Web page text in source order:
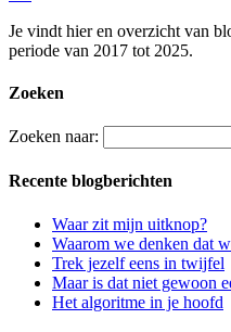
Je vindt hier en overzicht van
periode van 2017 tot 2025.
Zoeken
Zoeken naar:
Recente blogberichten
Waar zit mijn uitknop?
Waarom we denken dat
Trek jezelf eens in twijfel
Maar is dat niet gewoon
Het algoritme in je hoofd